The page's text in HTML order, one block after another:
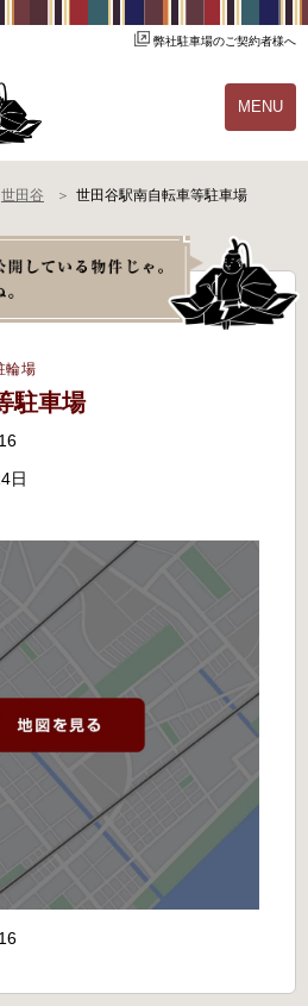
弊社駐車場のご契約者様へ
MENU
ご契約の流れ
駐輪場オーナー様へ
世田谷 世田谷駅南自転車等駐車場
輪場
駐車場
日